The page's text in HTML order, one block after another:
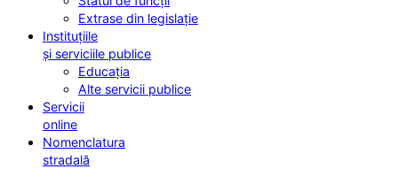
Extrase din legislație
Instituțiile
și serviciile publice
Educația
Alte servicii publice
Servicii
online
Nomenclatura
stradală